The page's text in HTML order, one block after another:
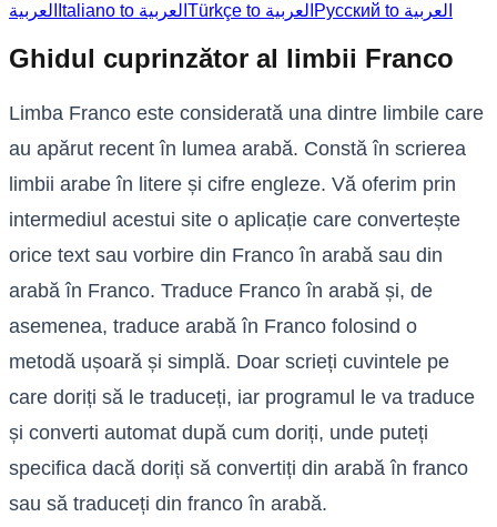
العربية
Italiano to العربية Türkçe to العربية Русский to العربية
Ghidul cuprinzător al limbii Franco
Limba Franco este considerată una dintre limbile care
au apărut recent în lumea arabă. Constă în scrierea
limbii arabe în litere și cifre engleze. Vă oferim prin
intermediul acestui site o aplicație care convertește
orice text sau vorbire din Franco în arabă sau din
arabă în Franco. Traduce Franco în arabă și, de
asemenea, traduce arabă în Franco folosind o
metodă ușoară și simplă. Doar scrieți cuvintele pe
care doriți să le traduceți, iar programul le va traduce
și converti automat după cum doriți, unde puteți
specifica dacă doriți să convertiți din arabă în franco
sau să traduceți din franco în arabă.